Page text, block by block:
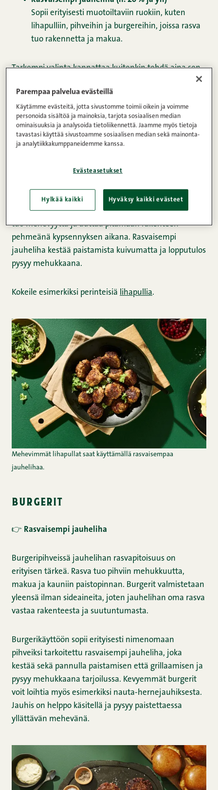
Sopii erityisesti muotoiltaviin ruokiin, kuten
lihapulliin, pihveihin ja burgereihin, joissa rasva
tuo rakennetta ja makua.
Tarkempi valinta kannattaa kuitenkin tehdä aina sen
– alla
näet suositukset eri ruokalajeihin ja
käyttötarkoituksiin.
lihapullat ja pihvit
Rasvaisempi jauheliha
Muotoiltavat ruoat, kuten lihapullat, perinteiset
jauhelihapihvit ja murekkeet, hyötyvät rasvasta. Se
tuo mehevyyttä ja auttaa pitämään rakenteen
pehmeänä kypsennyksen aikana. Rasvaisempi
jauheliha kestää paistamista kuivumatta ja lopputulos
pysyy mehukkaana.
Kokeile esimerkiksi perinteisiä lihapullia.
Mehevimmät lihapullat saat käyttämällä rasvaisempaa
jauhelihaa.
burgerit
👉 Rasvaisempi jauheliha
Burgeripihveissä jauhelihan rasvapitoisuus on
erityisen tärkeä. Rasva tuo pihviin mehukkuutta,
makua ja kauniin paistopinnan. Burgerit valmistetaan
yleensä ilman sideaineita, joten jauhelihan oma rasva
vastaa rakenteesta ja suutuntumasta.
Burgerikäyttöön sopii erityisesti nimenomaan
pihveiksi tarkoitettu rasvaisempi jauheliha, joka
kestää sekä pannulla paistamisen että grillaamisen ja
pysyy mehukkaana tarjoilussa. Kevyemmät burgerit
voit loihtia myös esimerkiksi nauta-hernejauhiksesta.
Jauhis on helppo käsitellä ja pysyy paistettaessa
yllättävän mehevänä.
Parempaa palvelua evästeillä
Käytämme evästeitä, jotta sivustomme toimii oikein ja voimme
personoida sisältöä ja mainoksia, tarjota sosiaalisen median
ominaisuuksia ja analysoida tietoliikennettä. Jaamme myös tietoja
tavastasi käyttää sivustoamme sosiaalisen median sekä mainonta-
ja analytiikkakumppaneidemme kanssa.
Evästeasetukset
Hylkää kaikki Hyväksy kaikki evästeet